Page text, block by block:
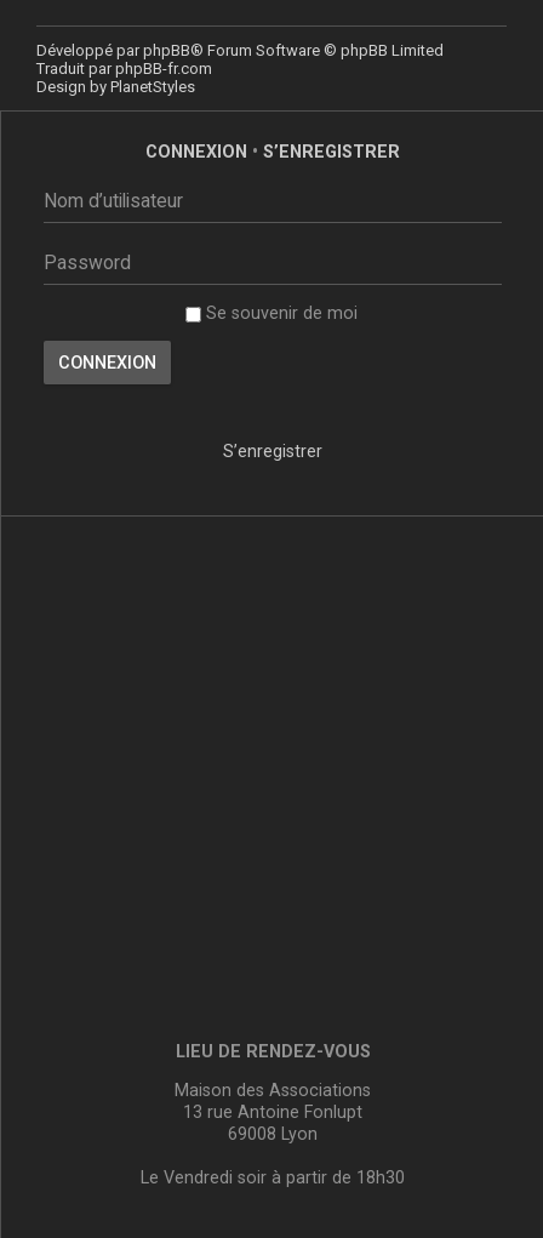
Développé parphpBB® Forum Software © phpBB Limited
Traduit parphpBB-fr.com
Design by PlanetStyles
CONNEXION • S’ENREGISTRER
Se souvenir de moi
S’enregistrer
LIEU DE RENDEZ-VOUS
Maison des Associations
13 rue Antoine Fonlupt
69008 Lyon
Le Vendredi soir à partir de 18h30